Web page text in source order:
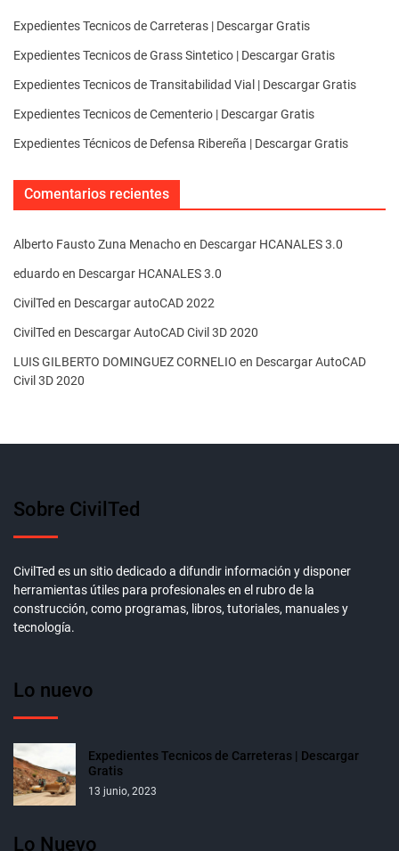
Expedientes Tecnicos de Carreteras | Descargar Gratis
Expedientes Tecnicos de Grass Sintetico | Descargar Gratis
Expedientes Tecnicos de Transitabilidad Vial | Descargar Gratis
Expedientes Tecnicos de Cementerio | Descargar Gratis
Expedientes Técnicos de Defensa Ribereña | Descargar Gratis
Comentarios recientes
Alberto Fausto Zuna Menachoen Descargar HCANALES 3.0
eduardoen Descargar HCANALES 3.0
CivilTed en Descargar autoCAD 2022
CivilTed en Descargar AutoCAD Civil 3D 2020
LUIS GILBERTO DOMINGUEZ CORNELIO en Descargar AutoCAD
Civil 3D 2020
Sobre CivilTed
CivilTed es un sitio dedicado a difundir información y disponer
herramientas útiles para profesionales en el rubro de la
construcción, como programas, libros, tutoriales, manuales y
tecnología.
Lo nuevo
Expedientes Tecnicos de Carreteras | Descargar
Gratis
13 junio, 2023
Lo Nuevo